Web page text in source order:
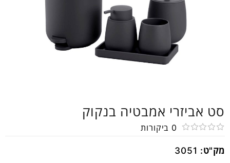
סט אביזרי אמבטיה בנקוק
0
0 ביקורות
מק"ט: 3051